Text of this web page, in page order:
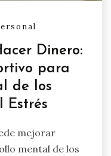
Dinero:
para
de los
Estrés
mejorar
mental de los